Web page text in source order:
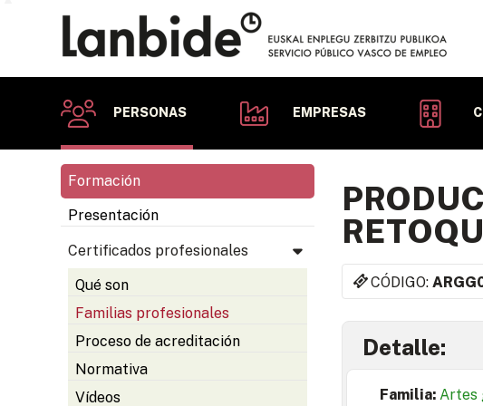
PERSONAS EMPRESAS
Formación
Presentación
Certificados profesionales
Qué son
Familias profesionales
Proceso de acreditación
Normativa
Vídeos
CÓDIGO:
Detalle:
Familia: Artes